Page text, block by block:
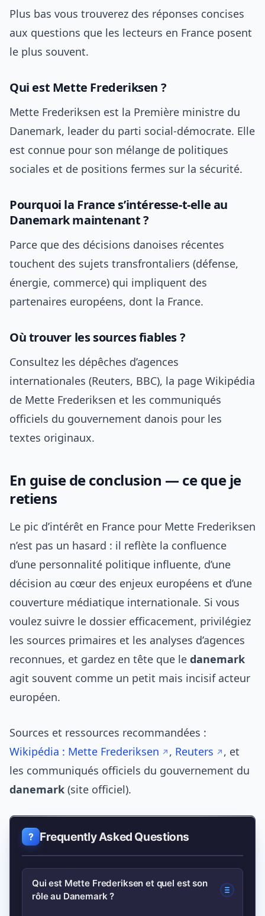
Plus bas vous trouverez des réponses concises
aux questions que les lecteurs en France posent
le plus souvent.
Qui est Mette Frederiksen ?
Mette Frederiksen est la Première ministre du
Danemark, leader du parti social-démocrate. Elle
est connue pour son mélange de politiques
sociales et de positions fermes sur la sécurité.
Pourquoi la France s’intéresse-t-elle au
Danemark maintenant ?
Parce que des décisions danoises récentes
touchent des sujets transfrontaliers (défense,
énergie, commerce) qui impliquent des
partenaires européens, dont la France.
Où trouver les sources fiables ?
Consultez les dépêches d’agences
internationales (Reuters, BBC), la page Wikipédia
de Mette Frederiksen et les communiqués
officiels du gouvernement danois pour les
textes originaux.
En guise de conclusion — ce que je
retiens
Le pic d’intérêt en France pour Mette Frederiksen
n’est pas un hasard : il reflète la confluence
d’une personnalité politique influente, d’une
décision au cœur des enjeux européens et d’une
couverture médiatique internationale. Si vous
voulez suivre le dossier efficacement, privilégiez
les sources primaires et les analyses d’agences
reconnues, et gardez en tête que le danemark
agit souvent comme un petit mais incisif acteur
européen.
Sources et ressources recommandées :
Wikipédia : Mette Frederiksen
, Reuters
, et
les communiqués officiels du gouvernement du
danemark (site officiel).
Frequently Asked Questions
Qui est Mette Frederiksen et quel est son
rôle au Danemark ?